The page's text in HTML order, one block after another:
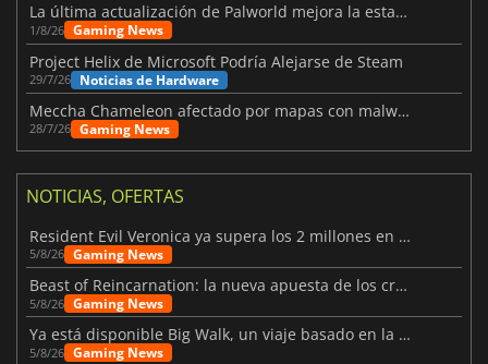
La última actualización de Palworld mejora la estabilidad
1/8/26 Gaming News
Project Helix de Microsoft Podría Alejarse de Steam
29/7/26 Noticias de Hardware
Meccha Chameleon afectado por mapas con malware y Discord
28/7/26 Gaming News
NOTICIAS, OFERTAS
Resident Evil Veronica ya supera los 2 millones en listas de deseados
5/8/26 Gaming News
Beast of Reincarnation: la nueva apuesta de los creadores de Pokémon
5/8/26 Gaming News
Ya está disponible Big Walk, un viaje basado en la amistad
5/8/26 Gaming News